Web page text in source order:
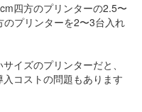
四方のプリンターの2.5〜
プリンターを2〜3台入れ
イズのプリンターだと、
コストの問題もあります